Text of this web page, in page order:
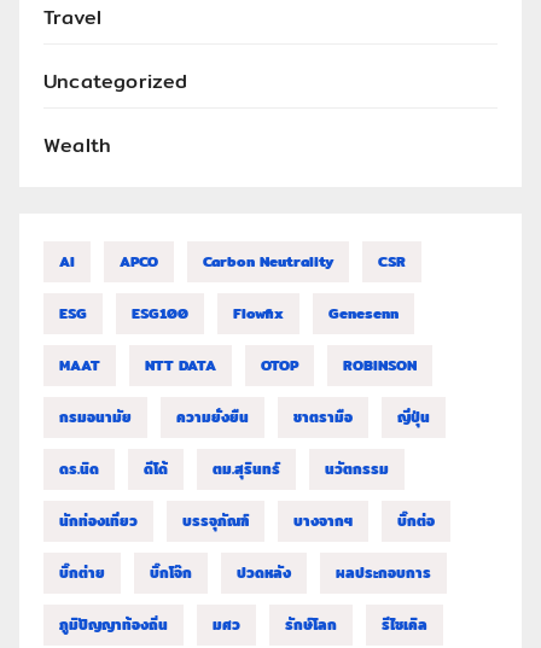
Travel
Uncategorized
Wealth
AI APCO Carbon Neutrality CSR
ESG ESG100 Flowfix Genesenn
MAAT NTT DATA OTOP ROBINSON
กรมอนามัย ความยั่งยืน ชาตรามือ ญี่ปุ่น
ดร.นิด ดีโด้ ตม.สุรินทร์ นวัตกรรม
นักท่องเที่ยว บรรจุภัณฑ์ บางจากฯ บิ๊กต่อ
บิ๊กต่าย บิ๊กโจ๊ก ปวดหลัง ผลประกอบการ
ภูมิปัญญาท้องถิ่น มศว รักษ์โลก รีไซเคิล